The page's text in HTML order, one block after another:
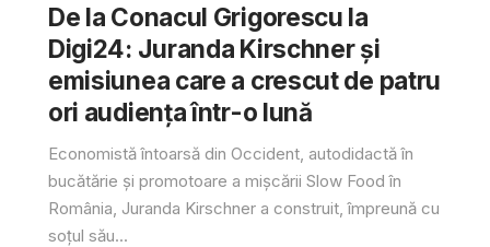
De la Conacul Grigorescu la
Digi24: Juranda Kirschner și
emisiunea care a crescut de patru
ori audiența într-o lună
Economistă întoarsă din Occident, autodidactă în
bucătărie și promotoare a mișcării Slow Food în
România, Juranda Kirschner a construit, împreună cu
soțul său...